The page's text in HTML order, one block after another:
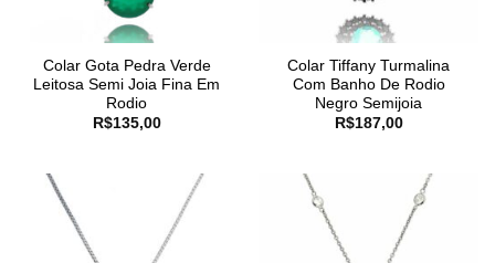
Colar Gota Pedra Verde
Leitosa Semi Joia Fina Em
Rodio
R$135,00
Colar Tiffany Turmalina
Com Banho De Rodio
Negro Semijoia
R$187,00